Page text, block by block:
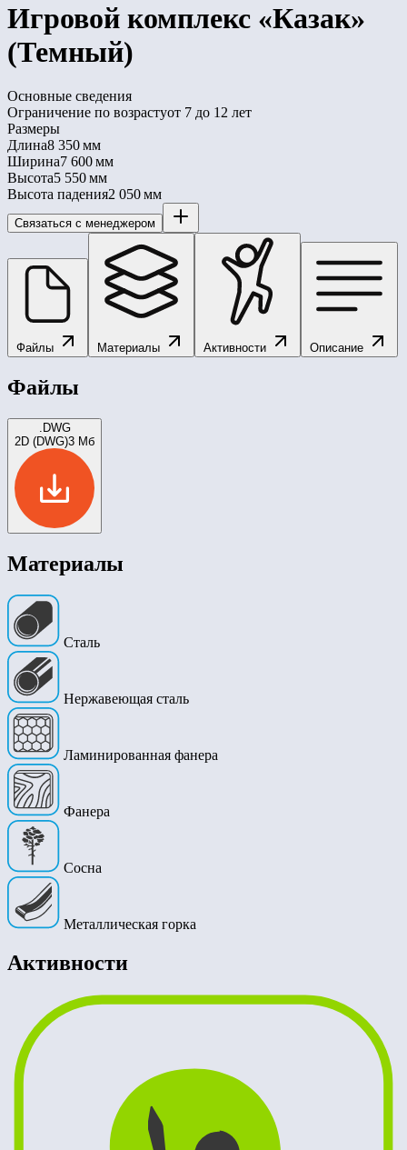
Игровой комплекс «Казак»
(Темный)
Основные сведения
Ограничение по возрастуот 7 до 12 лет
Размеры
Длина8 350 мм
Ширина7 600 мм
Высота5 550 мм
Высота падения2 050 мм
Связаться с менеджером
Файлы Материалы Активности Описание
Файлы
.DWG
2D (DWG)3 Мб
Материалы
Сталь
Нержавеющая сталь
Ламинированная фанера
Фанера
Сосна
Металлическая горка
Активности